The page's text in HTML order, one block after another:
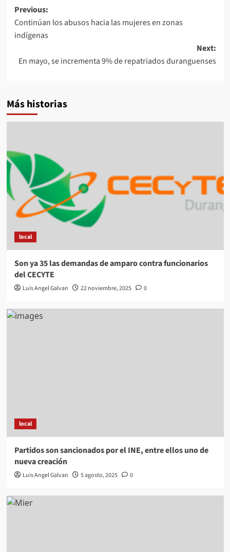
Post
navigation
Previous:
Continúan los abusos hacia las mujeres en zonas
indígenas
Next:
En mayo, se incrementa 9% de repatriados duranguenses
Más historias
local
Son ya 35 las demandas de amparo contra funcionarios
del CECYTE
Luis Angel Galvan 22 noviembre, 2025 0
local
Partidos son sancionados por el INE, entre ellos uno de
nueva creación
Luis Angel Galvan 5 agosto, 2025 0